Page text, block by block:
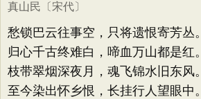
真山民 〔宋代〕
愁锁巴云往事空，只将遗恨寄芳丛。
归心千古终难白，啼血万山都是红。
枝带翠烟深夜月，魂飞锦水旧东风。
至今染出怀乡恨，长挂行人望眼中。